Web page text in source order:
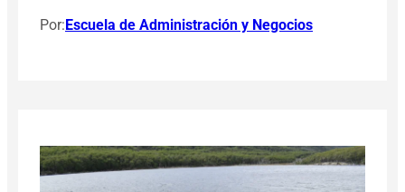
Por:Escuela de Administración y Negocios